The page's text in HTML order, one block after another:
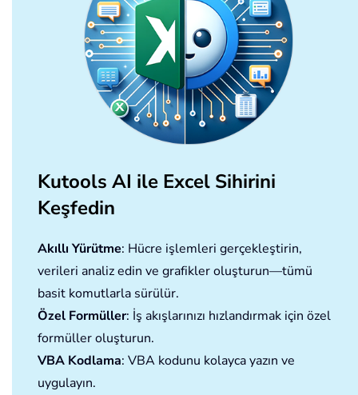
Kutools AI ile Excel Sihirini
Keşfedin
Akıllı Yürütme: Hücre işlemleri gerçekleştirin,
verileri analiz edin ve grafikler oluşturun—tümü
basit komutlarla sürülür.
Özel Formüller: İş akışlarınızı hızlandırmak için özel
formüller oluşturun.
VBA Kodlama: VBA kodunu kolayca yazın ve
uygulayın.